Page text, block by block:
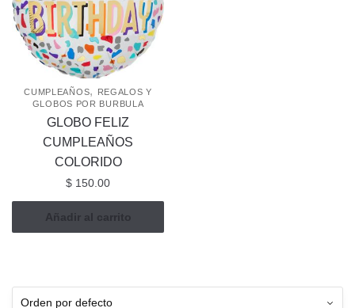
CUMPLEAÑOS,
REGALOS Y
GLOBOS POR BURBULA
GLOBO FELIZ
CUMPLEAÑOS
COLORIDO
$ 150.00
Añadir al carrito